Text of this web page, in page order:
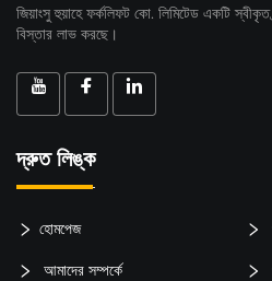
জিয়াংসু হুয়াহে ফর্কলিফট কো. লিমিটেড একটি স্বীকৃত
বিস্তার লাভ করছে।
দ্রুত লিঙ্ক
হোমপেজ
আমাদের সম্পর্কে